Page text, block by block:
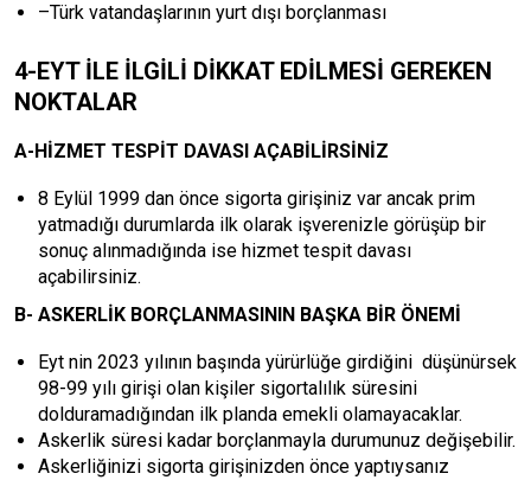
–Türk vatandaşlarının yurt dışı borçlanması
4-EYT İLE İLGİLİ DİKKAT EDİLMESİ GEREKEN
NOKTALAR
A-HİZMET TESPİT DAVASI AÇABİLİRSİNİZ
8 Eylül 1999 dan önce sigorta girişiniz var ancak prim
yatmadığı durumlarda ilk olarak işverenizle görüşüp bir
sonuç alınmadığında ise hizmet tespit davası
açabilirsiniz.
B- ASKERLİK BORÇLANMASININ BAŞKA BİR ÖNEMİ
Eyt nin 2023 yılının başında yürürlüğe girdiğini düşünürsek
98-99 yılı girişi olan kişiler sigortalılık süresini
dolduramadığından ilk planda emekli olamayacaklar.
Askerlik süresi kadar borçlanmayla durumunuz değişebilir.
Askerliğinizi sigorta girişinizden önce yaptıysanız